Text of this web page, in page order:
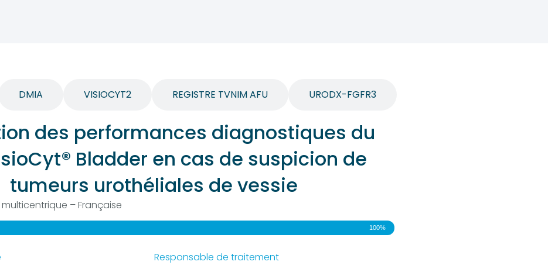
DMIA VISIOCYT2 REGISTRE TVNIM AFU URODX-FGFR3
des performances diagnostiques du
Bladder en cas de suspicion de
tumeurs urothéliales de vessie
– Française
100%
Responsable de traitement